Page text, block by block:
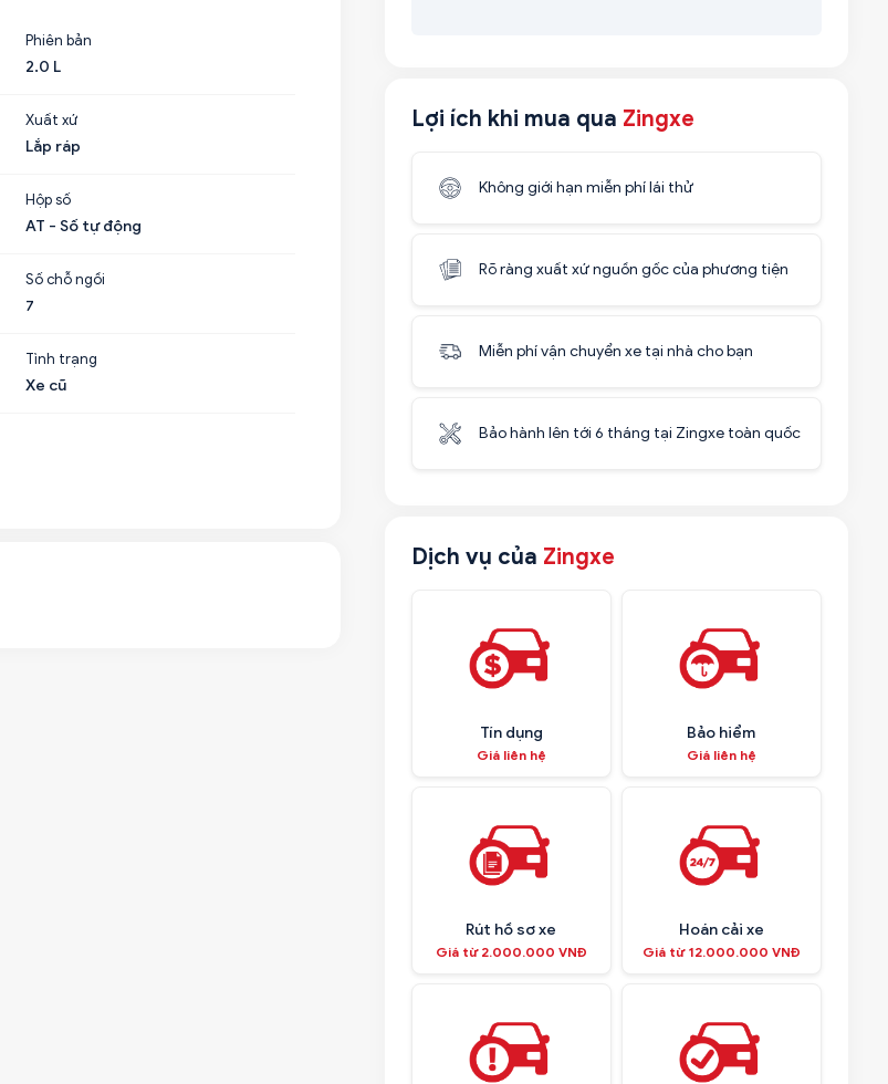
Lợi ích khi mua qua Zingxe
Không giới hạn miễn phí lái thử
Rõ ràng xuất xứ nguồn gốc của phương tiện
Miễn phí vận chuyển xe tại nhà cho bạn
Bảo hành lên tới 6 tháng tại Zingxe toàn quốc
Dịch vụ của Zingxe
Tín dụng
Giá liên hệ
Bảo hiểm
Giá liên hệ
Rút hồ sơ xe
Giá từ 2.000.000 VNĐ
Hoán cải xe
Giá từ 12.000.000 VNĐ
Phiên bản
2.0 L
Xuất xứ
Lắp ráp
Hộp số
AT - Số tự động
Số chỗ ngồi
7
Tình trạng
Xe cũ